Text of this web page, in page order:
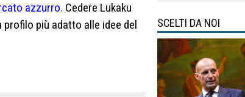
azzurro. Cedere Lukaku
più adatto alle idee del
SCELTI DA NOI